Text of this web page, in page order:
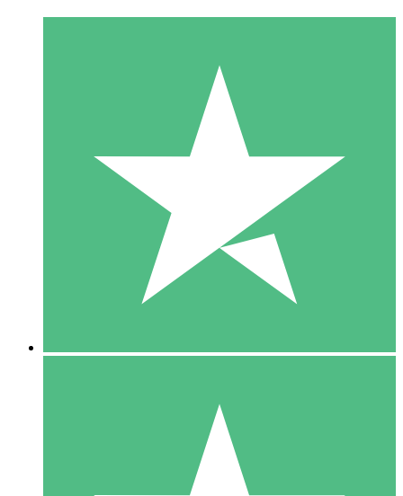
Individuele Creditpakketten
Betaal per gebruik met downloadtegoeden. Geen maandelijkse
1000
10 Downloaden
20 00